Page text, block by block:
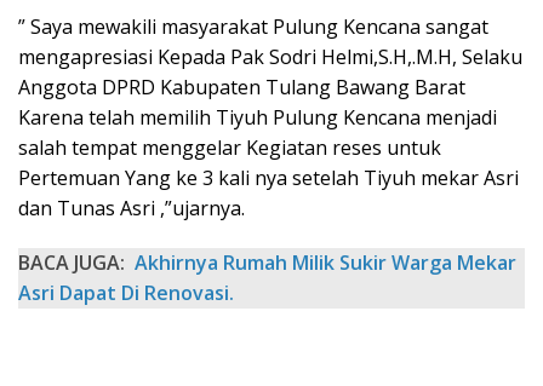
” Saya mewakili masyarakat Pulung Kencana sangat
mengapresiasi Kepada Pak Sodri Helmi,S.H,.M.H, Selaku
Anggota DPRD Kabupaten Tulang Bawang Barat
Karena telah memilih Tiyuh Pulung Kencana menjadi
salah tempat menggelar Kegiatan reses untuk
Pertemuan Yang ke 3 kali nya setelah Tiyuh mekar Asri
dan Tunas Asri ,”ujarnya.
BACA JUGA: Akhirnya Rumah Milik Sukir Warga Mekar
Asri Dapat Di Renovasi.